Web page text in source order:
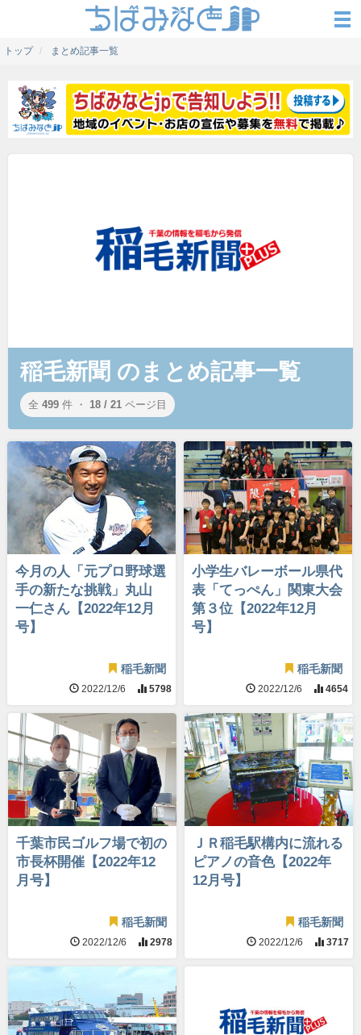
トップ まとめ記事一覧
稲毛新聞 のまとめ記事一覧
全 499 件 ・ 18 / 21 ページ目
今月の人「元プロ野球選
手の新たな挑戦」丸山
一仁さん【2022年12月
号】
稲毛新聞
2022/12/6 5798
小学生バレーボール県代
表「てっぺん」関東大会
第３位【2022年12月
号】
稲毛新聞
2022/12/6 4654
千葉市民ゴルフ場で初の
市長杯開催【2022年12
月号】
稲毛新聞
2022/12/6 2978
ＪＲ稲毛駅構内に流れる
ピアノの音色【2022年
12月号】
稲毛新聞
2022/12/6 3717